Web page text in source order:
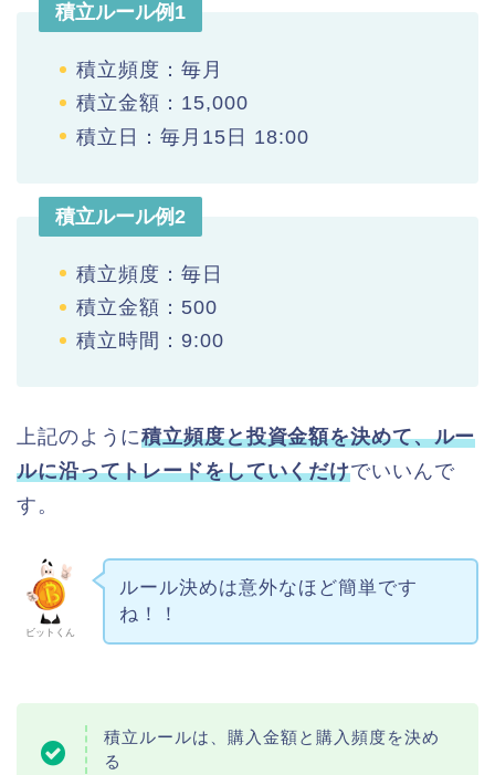
積立ルール例1
積立頻度：毎月
積立金額：15,000
積立日：毎月15日 18:00
積立ルール例2
積立頻度：毎日
積立金額：500
積立時間：9:00
上記のように積立頻度と投資金額を決めて、ルー
ルに沿ってトレードをしていくだけでいいんで
す。
ビットくん
ルール決めは意外なほど簡単です
ね！！
積立ルールは、購入金額と購入頻度を決め
る